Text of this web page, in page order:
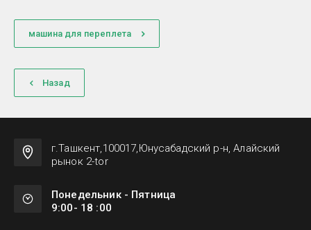
машина для переплета
Назад
г.Ташкент,100017,Юнусабадский р-н, Алайский
рынок 2-tor
Понедельник - Пятница
9:00- 18 :00